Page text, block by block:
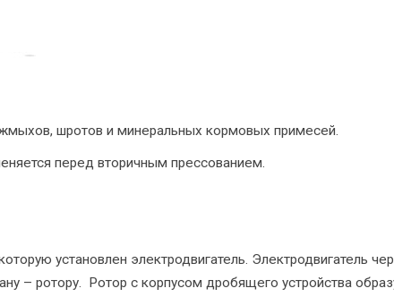
шротов и минеральных кормовых примесей.
перед вторичным прессованием.
установлен электродвигатель. Электродвигатель
– ротору. Ротор с корпусом дробящего устройства